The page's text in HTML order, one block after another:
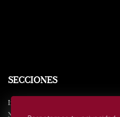
SECCIONES
Inicio
Noticias